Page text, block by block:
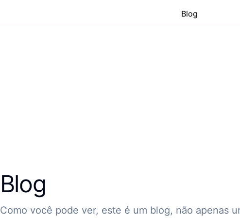
Blog
Blog
Como você pode ver, este é um blog, não apenas